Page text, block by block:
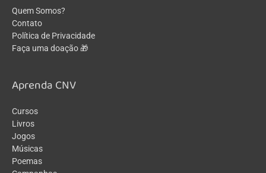
Quem Somos?
Contato
Política de Privacidade
Faça uma doação 🎁
Aprenda CNV
Cursos
Livros
Jogos
Músicas
Poemas